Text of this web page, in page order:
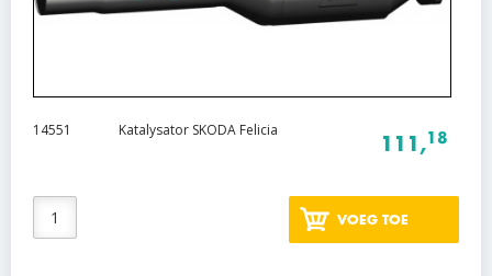
14551 Katalysator SKODA Felicia
111,18
VOEG TOE